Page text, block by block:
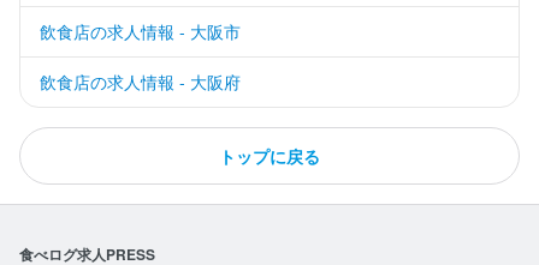
飲食店の求人情報 - 大阪市
飲食店の求人情報 - 大阪府
トップに戻る
食べログ求人PRESS